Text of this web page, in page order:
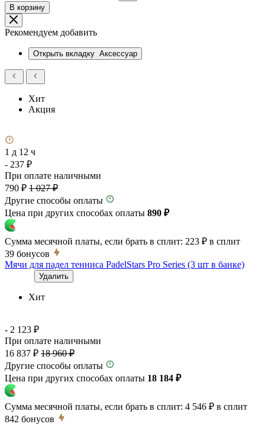
В корзину
Рекомендуем добавить
Открыть вкладку Аксессуар
Хит
Акция
1 д 12 ч
- 237 ₽
При оплате наличными
790 ₽ 1 027 ₽
Другие способы оплаты
Цена при других способах оплаты 890 ₽
Сумма месячной платы, если брать в сплит: 223 ₽ в сплит
39 бонусов
Мячи для падел тенниса PadelStars Pro Series (3 шт в банке)
Удалить
Хит
- 2 123 ₽
При оплате наличными
16 837 ₽ 18 960 ₽
Другие способы оплаты
Цена при других способах оплаты 18 184 ₽
Сумма месячной платы, если брать в сплит: 4 546 ₽ в сплит
842 бонусов